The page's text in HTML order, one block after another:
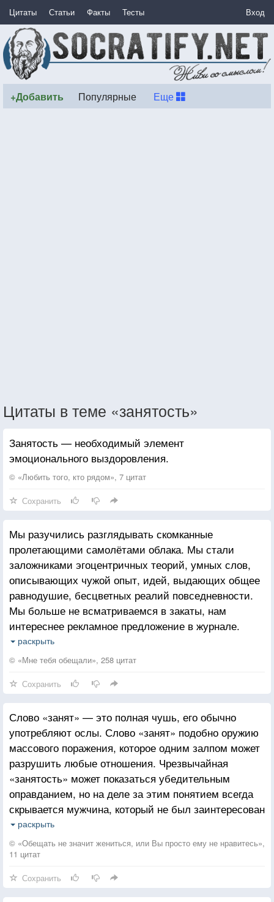
Цитаты Статьи Факты Тесты Вход
+Добавить Популярные Еще
Цитаты в теме «занятость»
Занятость — необходимый элемент
эмоционального выздоровления.
© «Любить того, кто рядом», 7 цитат
Сохранить
Мы разучились разглядывать скомканные
пролетающими самолётами облака. Мы стали
заложниками эгоцентричных теорий, умных слов,
описывающих чужой опыт, идей, выдающих общее
равнодушие, бесцветных реалий повседневности.
Мы больше не всматриваемся в закаты, нам
интереснее рекламное предложение в журнале.
Надо бы чаще заглядывать в себя. Для этого не
нужно денег или особых условий. Всё очень просто.
тихое сердце уже отчаялось нас звать Но нам
проще оправдывать своё неумение жить
занятостью.
раскрыть
© «Мне тебя обещали», 258 цитат
Сохранить
Слово «занят» — это полная чушь, его обычно
употребляют ослы. Слово «занят» подобно оружию
массового поражения, которое одним залпом может
разрушить любые отношения. Чрезвычайная
«занятость» может показаться убедительным
оправданием, но на деле за этим понятием всегда
скрывается мужчина, который не был заинтересован
в том, чтобы вам позвонить. Помните: у мужчин
всегда найдётся время, чтобы добиться того, чего
они хотят.
раскрыть
© «Обещать не значит жениться, или Вы просто ему не нравитесь»,
11 цитат
Сохранить